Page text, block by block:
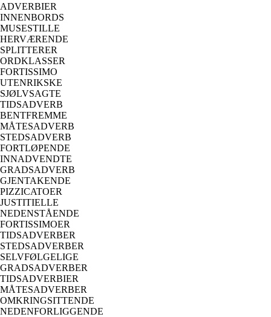
ADVERBIER
INNENBORDS
MUSESTILLE
HERVÆRENDE
SPLITTERER
ORDKLASSER
FORTISSIMO
UTENRIKSKE
SJØLVSAGTE
TIDSADVERB
BENTFREMME
MÅTESADVERB
STEDSADVERB
FORTLØPENDE
INNADVENDTE
GRADSADVERB
GJENTAKENDE
PIZZICATOER
JUSTITIELLE
NEDENSTÅENDE
FORTISSIMOER
TIDSADVERBER
STEDSADVERBER
SELVFØLGELIGE
GRADSADVERBER
TIDSADVERBIER
MÅTESADVERBER
OMKRINGSITTENDE
NEDENFORLIGGENDE